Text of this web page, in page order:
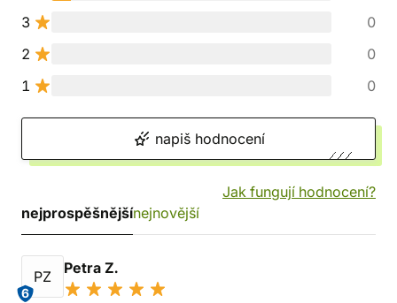
3
0
2
0
1
0
napiš hodnocení
Jak fungují hodnocení?
nejprospěšnějšínejnovější
PZ
6
Petra Z.